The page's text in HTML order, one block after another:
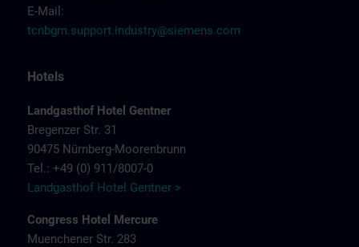
E-Mail:
tcnbgm.support.industry@siemens.com
Hotels
Landgasthof Hotel Gentner
Bregenzer Str. 31
90475 Nürnberg-Moorenbrunn
Tel.: +49 (0) 911/8007-0
Landgasthof Hotel Gentner >
Congress Hotel Mercure
Muenchener Str. 283